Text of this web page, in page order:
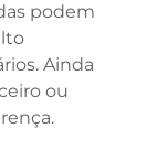
podem
Ainda
ou